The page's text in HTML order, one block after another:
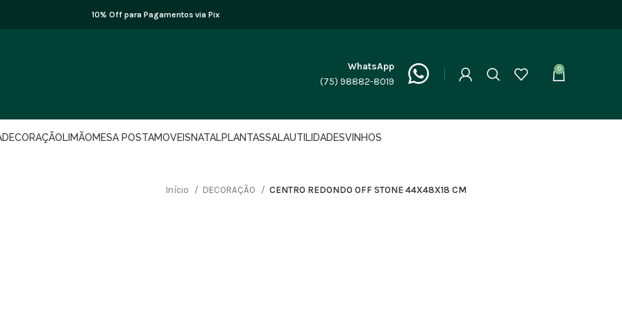
10% Off para Pagamentos via Pix
WhatsApp
(75) 98882-8019
0
DECORAÇÃOLIMÃOMESA POSTAMOVEISNATALPLANTASSALAUTILIDADESVINHOS
Início DECORAÇÃO CENTRO REDONDO OFF STONE 44X48X18 CM